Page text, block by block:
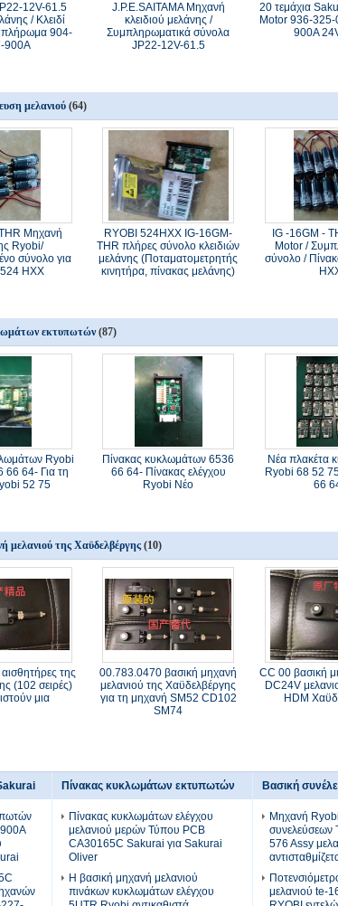
12V-61.5
/ Κλειδί
904-
900A
J.P.E.SAITAMA Μηχανή
κλειδιού μελάνης /
Συμπληρωματικά σύνολα
JP22-12V-61.5
20 τεμάχια
Motor 936-
900A
μελανιού (64)
Μηχανή
Ryobi/
σύνολο για
HXX
RYOBI 524HXX IG-16GM-
THR πλήρες σύνολο κλειδιών
μελάνης (Ποταματομετρητής
κινητήρα, πίνακας μελάνης)
IG -16GM -
Motor /
σύνολο /
εκτυπωτών (87)
Ryobi
64- Για τη
52 75
Πίνακας κυκλωμάτων 6536
66 64- Πίνακας ελέγχου
Ryobi Νέο
Νέα πλακέτα
Ryobi 68 52
66
μελανιού της Χαϋδελβέργης (10)
της
(102 σειρές)
μια
00.783.0470 βασική μηχανή
μελανιού της Χαϋδελβέργης
για τη μηχανή SM52 CD102
SM74
CC 00 βασική
DC24V
HDM
Πίνακας κυκλωμάτων εκτυπωτών
Πίνακας κυκλωμάτων ελέγχου
μελανιού μερών Τύπου PCB
CA30165C Sakurai για Sakurai
Oliver
Η βασική μηχανή μελανιού
πινάκων κυκλωμάτων ελέγχου
Βασική
Μηχανή
συνελεύσεων
576 Assy
μελανιού te-